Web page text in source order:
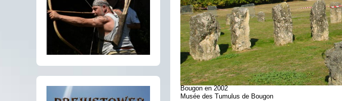
Bougon en 2002
Musée des Tumulus de Bougon